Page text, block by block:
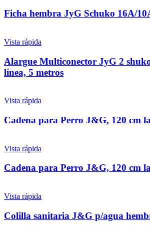
Ficha hembra JyG Schuko 16A/
Vista rápida
Alargue Multiconector JyG 2
línea, 5 metros
Vista rápida
Cadena para Perro J&G, 120 cm
Vista rápida
Cadena para Perro J&G, 120 cm
Vista rápida
Colilla sanitaria J&G p/agua